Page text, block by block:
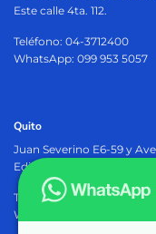
Este calle 4ta. 112.
Teléfono: 04-3712400
WhatsApp: 099 953 5057
Quito
Juan Severino E6-59 y
Edificio Osiris Plaza, PB.
Teléfono: 02-2905402
WhatsApp: 099 953 5057